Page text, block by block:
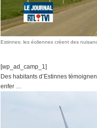
Estinnes: les éoliennes créent des
[wp_ad_camp_1]
Des habitants d’Estinnes
enfer …